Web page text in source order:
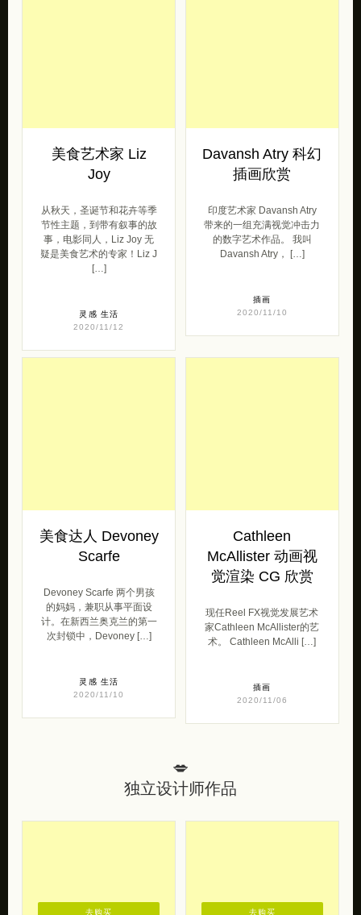
美食艺术家 Liz
Joy
从秋天，圣诞节和花卉等季
节性主题，到带有叙事的故
事，电影同人，Liz Joy 无
疑是美食艺术的专家！Liz J
[…]
灵感 生活
2020/11/12
Davansh Atry 科幻
插画欣赏
印度艺术家 Davansh Atry
带来的一组充满视觉冲击力
的数字艺术作品。 我叫
Davansh Atry， […]
插画
2020/11/10
美食达人 Devoney
Scarfe
Devoney Scarfe 两个男孩
的妈妈，兼职从事平面设
计。在新西兰奥克兰的第一
次封锁中，Devoney […]
灵感 生活
2020/11/10
Cathleen
McAllister 动画视
觉渲染 CG 欣赏
现任Reel FX视觉发展艺术
家Cathleen McAllister的艺
术。 Cathleen McAlli […]
插画
2020/11/06
💋
独立设计师作品
去购买 去购买